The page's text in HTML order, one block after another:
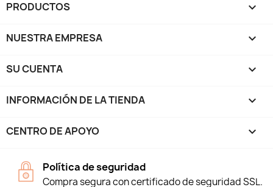
PRODUCTOS 
NUESTRA EMPRESA 
SU CUENTA 
INFORMACIÓN DE LA TIENDA keyboard_arrow_down
CENTRO DE APOYO 
Política de seguridad
Compra segura con certificado de seguridad SSL.